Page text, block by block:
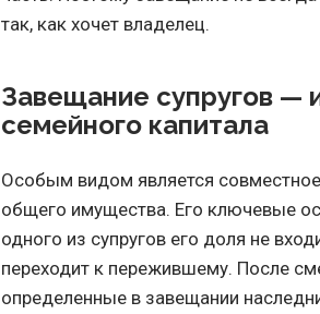
так, как хочет владелец.
Завещание супругов —
семейного капитала
Особым видом является
общего имущества. Его ключевые
одного из супругов его доля не
переходит к пережившему. После
определенные в завещании